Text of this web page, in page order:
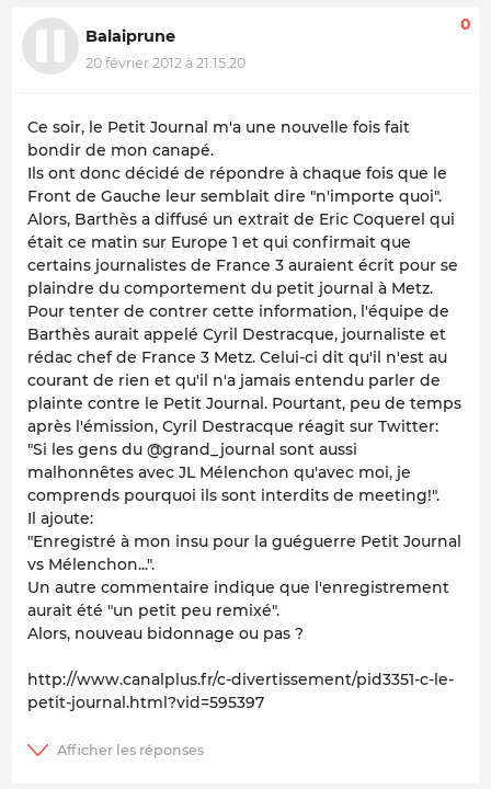
Balaiprune
20 février 2012 à 21:15:20
0
Ce soir, le Petit Journal m'a une nouvelle fois fait
bondir de mon canapé.
Ils ont donc décidé de répondre à chaque fois que le
Front de Gauche leur semblait dire "n'importe quoi".
Alors, Barthès a diffusé un extrait de Eric Coquerel qui
était ce matin sur Europe 1 et qui confirmait que
certains journalistes de France 3 auraient écrit pour se
plaindre du comportement du petit journal à Metz.
Pour tenter de contrer cette information, l'équipe de
Barthès aurait appelé Cyril Destracque, journaliste et
rédac chef de France 3 Metz. Celui-ci dit qu'il n'est au
courant de rien et qu'il n'a jamais entendu parler de
plainte contre le Petit Journal. Pourtant, peu de temps
après l'émission, Cyril Destracque réagit sur Twitter:
"Si les gens du @grand_journal sont aussi
malhonnêtes avec JL Mélenchon qu'avec moi, je
comprends pourquoi ils sont interdits de meeting!".
Il ajoute:
"Enregistré à mon insu pour la guéguerre Petit Journal
vs Mélenchon...".
Un autre commentaire indique que l'enregistrement
aurait été "un petit peu remixé".
Alors, nouveau bidonnage ou pas ?
http://www.canalplus.fr/c-divertissement/pid3351-c-le-
petit-journal.html?vid=595397